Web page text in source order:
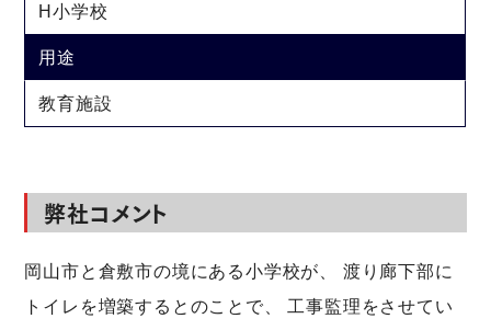
H小学校
用途
教育施設
弊社コメント
岡山市と倉敷市の境にある小学校が、 渡り廊下部に
トイレを増築するとのことで、 工事監理をさせてい